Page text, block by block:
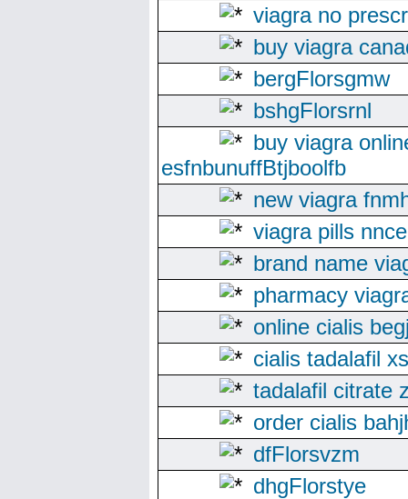
viagra no
buy viagra
bergFlorsgmw
bshgFlorsrnl
buy viagra
esfnbunuffBtjboolfb
new viagra
viagra pills
brand name
pharmacy
online cialis
cialis tadalafil
tadalafil citrate
order cialis
dfFlorsvzm
dhgFlorstye